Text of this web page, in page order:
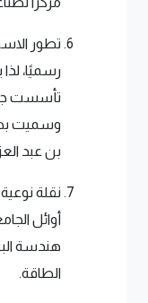
رسميًا،
تأسست
وسميت
بن عبد
نقلة
أوائل
هندسة
الطاقة.